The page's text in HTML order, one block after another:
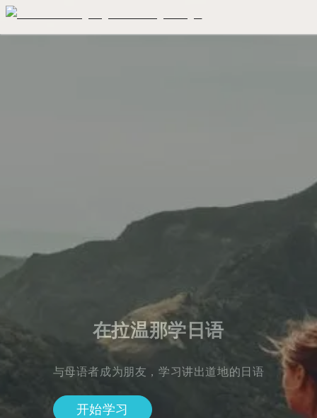
在拉温那学日语
与母语者成为朋友，学习讲出道地的日语
开始学习